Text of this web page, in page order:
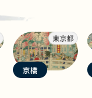
東京都
京橋